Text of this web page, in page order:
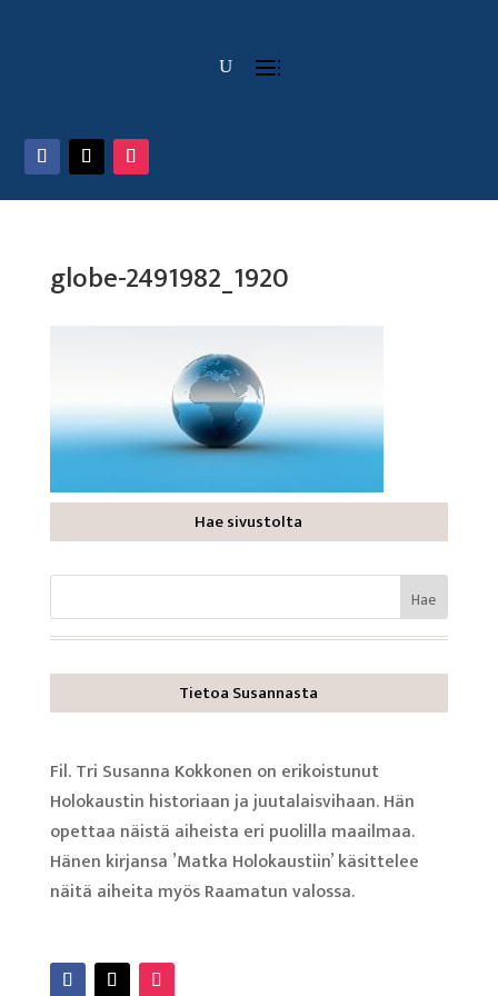
globe-2491982_1920
Hae sivustolta
Tietoa Susannasta
Fil. Tri Susanna Kokkonen on erikoistunut
Holokaustin historiaan ja juutalaisvihaan. Hän
opettaa näistä aiheista eri puolilla maailmaa.
Hänen kirjansa ’Matka Holokaustiin’ käsittelee
näitä aiheita myös Raamatun valossa.